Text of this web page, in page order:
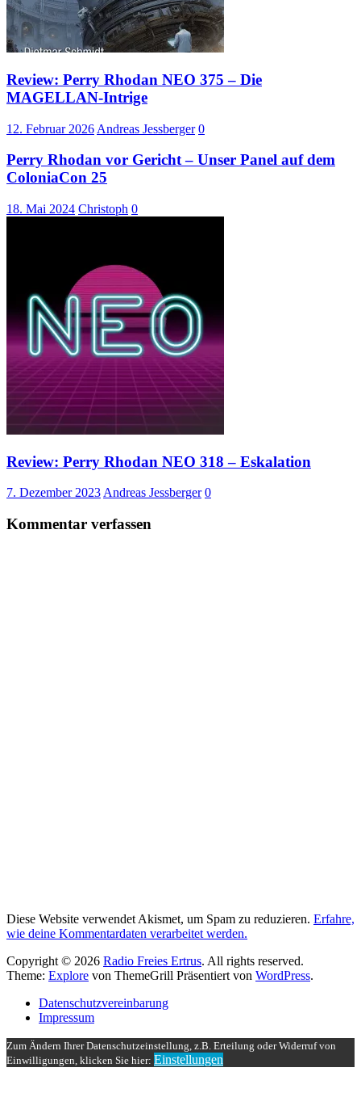
Review: Perry Rhodan NEO 375 – Die
MAGELLAN-Intrige
12. Februar 2026 Andreas Jessberger 0
Perry Rhodan vor Gericht – Unser Panel auf dem
ColoniaCon 25
18. Mai 2024 Christoph 0
Review: Perry Rhodan NEO 318 – Eskalation
7. Dezember 2023Andreas Jessberger 0
Kommentar verfassen
Diese Website verwendet Akismet, um Spam zu reduzieren. Erfahre,
wie deine Kommentardaten verarbeitet werden.
Copyright © 2026 Radio Freies Ertrus. All rights reserved.
Theme: Explore von ThemeGrill Präsentiert von WordPress.
Datenschutzvereinbarung
Impressum
Zum Ändern Ihrer Datenschutzeinstellung, z.B. Erteilung oder Widerruf von
Einwilligungen, klicken Sie hier: Einstellungen